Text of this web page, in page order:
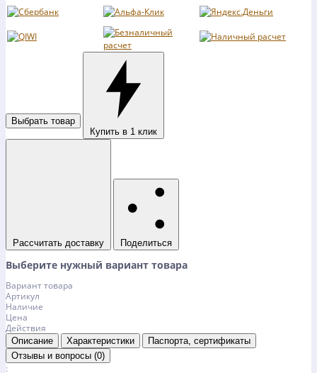
Выбрать товар
Купить в 1 клик
Рассчитать доставку Поделиться
Выберите нужный вариант товара
Вариант товара
Артикул
Наличие
Цена
Действия
Описание Характеристики
Паспорта, сертификаты
Отзывы и вопросы (0)